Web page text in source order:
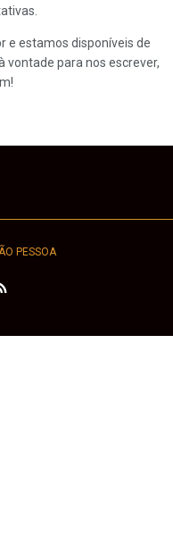
e estamos disponíveis de
vontade para nos escrever,
PESSOA